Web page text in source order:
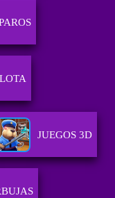
JUEGOS 3D